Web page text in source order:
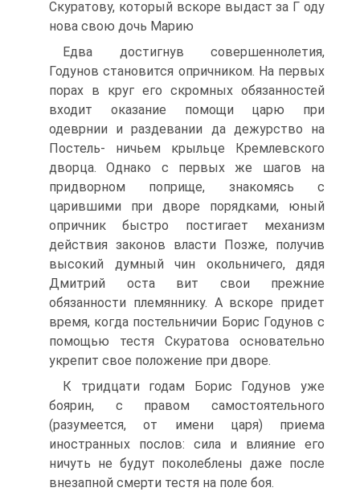
Скуратову, который вскоре выдаст за Г оду
нова свою дочь Марию
Едва достигнув совершеннолетия,
Годунов становится опричником. На первых
порах в круг его скромных обязанностей
входит оказание помощи царю при
одеврнии и раздевании да дежурство на
Постель- ничьем крыльце Кремлевского
дворца. Однако с первых же шагов на
придворном поприще, знакомясь с
царившими при дворе порядками, юный
опричник быстро постигает механизм
действия законов власти Позже, получив
высокий думный чин окольничего, дядя
Дмитрий оста вит свои прежние
обязанности племяннику. А вскоре придет
время, когда постельничии Борис Годунов с
помощью тестя Скуратова осно­вательно
укрепит свое положение при дворе.
К тридцати годам Борис Годунов уже
боярин, с правом самостоя­тельного
(разумеется, от имени царя) приема
иностранных послов: сила и влияние его
ничуть не будут поколеблены даже после
внезапной смерти тестя на поле боя.